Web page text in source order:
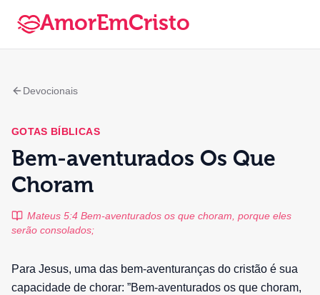
AmorEmCristo
Devocionais
GOTAS BÍBLICAS
Bem-aventurados Os Que
Choram
Mateus 5:4 Bem-aventurados os que choram, porque eles
serão consolados;
Para Jesus, uma das bem-aventuranças do cristão é sua
capacidade de chorar: ”Bem-aventurados os que choram,